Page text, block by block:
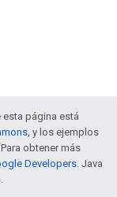
página está
, y los ejemplos
Para obtener más
Developers. Java